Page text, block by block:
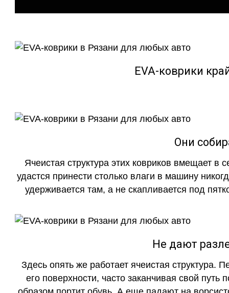
EVA-коврики
Они
Ячеистая структура этих ковриков вмещает в
удастся принести столько влаги в машину
удерживается там, а не скапливается под
Не дают
Здесь опять же работает ячеистая структура.
его поверхности, часто заканчивая свой